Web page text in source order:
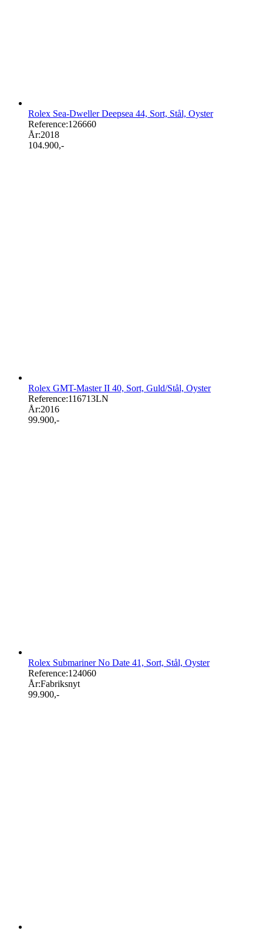
Rolex Sea-Dweller Deepsea 44, Sort, Stål, Oyster
Reference:126660
År:2018
104.900,-
Rolex GMT-Master II 40, Sort, Guld/Stål, Oyster
Reference:116713LN
År:2016
99.900,-
Rolex Submariner No Date 41, Sort, Stål, Oyster
Reference:124060
År:Fabriksnyt
99.900,-